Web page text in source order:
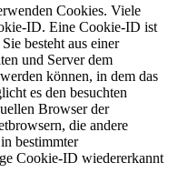
Cookies. Viele
ID. Eine Cookie-ID ist
besteht aus einer
und Server dem
können, in dem das
es den besuchten
Browser der
die andere
bestimmter
Cookie-ID wiedererkannt